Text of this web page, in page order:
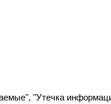
"Утечка